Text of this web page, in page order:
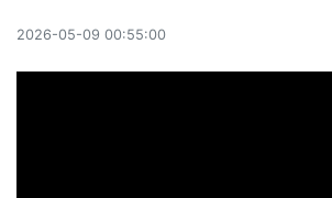
2026-05-09 00:55:00